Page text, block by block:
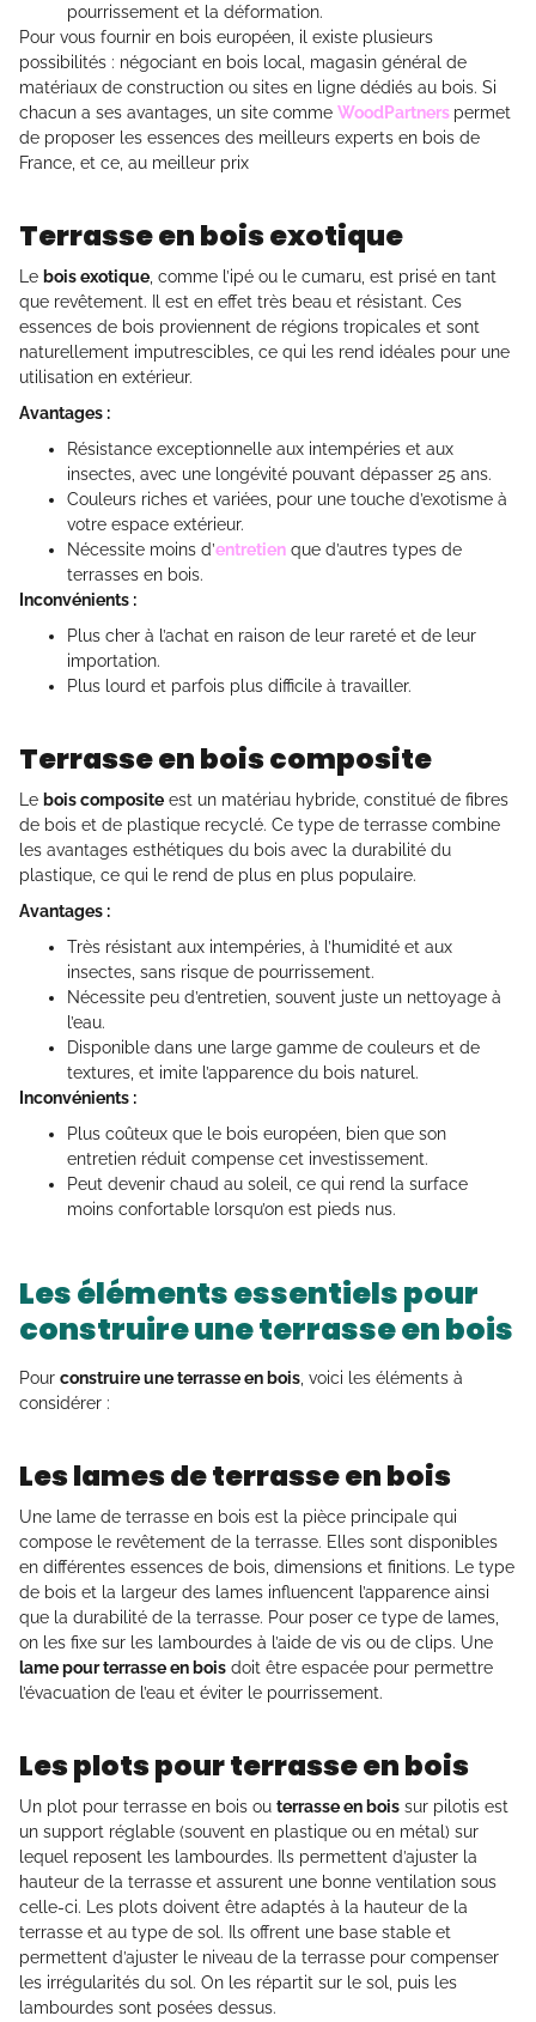
pourrissement et la déformation.
Pour vous fournir en bois européen, il existe plusieurs
possibilités : négociant en bois local, magasin général de
matériaux de construction ou sites en ligne dédiés au bois. Si
chacun a ses avantages, un site comme WoodPartners permet
de proposer les essences des meilleurs experts en bois de
France, et ce, au meilleur prix
Terrasse en bois exotique
Le bois exotique, comme l’ipé ou le cumaru, est prisé en tant
que revêtement. Il est en effet très beau et résistant. Ces
essences de bois proviennent de régions tropicales et sont
naturellement imputrescibles, ce qui les rend idéales pour une
utilisation en extérieur.
Avantages :
Résistance exceptionnelle aux intempéries et aux
insectes, avec une longévité pouvant dépasser 25 ans.
Couleurs riches et variées, pour une touche d’exotisme à
votre espace extérieur.
Nécessite moins d’entretien que d’autres types de
terrasses en bois.
Inconvénients :
Plus cher à l’achat en raison de leur rareté et de leur
importation.
Plus lourd et parfois plus difficile à travailler.
Terrasse en bois composite
Le bois composite est un matériau hybride, constitué de fibres
de bois et de plastique recyclé. Ce type de terrasse combine
les avantages esthétiques du bois avec la durabilité du
plastique, ce qui le rend de plus en plus populaire.
Avantages :
Très résistant aux intempéries, à l’humidité et aux
insectes, sans risque de pourrissement.
Nécessite peu d’entretien, souvent juste un nettoyage à
l’eau.
Disponible dans une large gamme de couleurs et de
textures, et imite l’apparence du bois naturel.
Inconvénients :
Plus coûteux que le bois européen, bien que son
entretien réduit compense cet investissement.
Peut devenir chaud au soleil, ce qui rend la surface
moins confortable lorsqu’on est pieds nus.
Les éléments essentiels pour
construire une terrasse en bois
Pour construire une terrasse en bois, voici les éléments à
considérer :
Les lames de terrasse en bois
Une lame de terrasse en bois est la pièce principale qui
compose le revêtement de la terrasse. Elles sont disponibles
en différentes essences de bois, dimensions et finitions. Le type
de bois et la largeur des lames influencent l’apparence ainsi
que la durabilité de la terrasse. Pour poser ce type de lames,
on les fixe sur les lambourdes à l’aide de vis ou de clips. Une
lame pour terrasse en bois doit être espacée pour permettre
l’évacuation de l’eau et éviter le pourrissement.
Les plots pour terrasse en bois
Un plot pour terrasse en bois ou terrasse en bois sur pilotis est
un support réglable (souvent en plastique ou en métal) sur
lequel reposent les lambourdes. Ils permettent d’ajuster la
hauteur de la terrasse et assurent une bonne ventilation sous
celle-ci. Les plots doivent être adaptés à la hauteur de la
terrasse et au type de sol. Ils offrent une base stable et
permettent d’ajuster le niveau de la terrasse pour compenser
les irrégularités du sol. On les répartit sur le sol, puis les
lambourdes sont posées dessus.